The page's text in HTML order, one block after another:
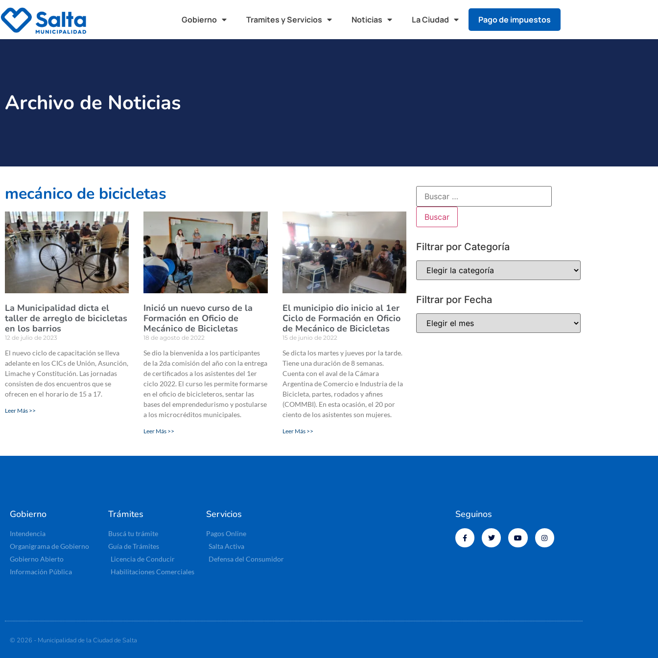
Gobierno Tramites y Servicios Noticias La Ciudad Pago de impuestos
Archivo de Noticias
mecánico de bicicletas
La Municipalidad dicta el
taller de arreglo de bicicletas
en los barrios
12 de julio de 2023
El nuevo ciclo de capacitación se lleva
adelante en los CICs de Unión, Asunción,
Limache y Constitución. Las jornadas
consisten de dos encuentros que se
ofrecen en el horario de 15 a 17.
Leer Más >>
Inició un nuevo curso de la
Formación en Oficio de
Mecánico de Bicicletas
18 de agosto de 2022
Se dio la bienvenida a los participantes
de la 2da comisión del año con la entrega
de certificados a los asistentes del 1er
ciclo 2022. El curso les permite formarse
en el oficio de bicicleteros, sentar las
bases del emprendedurismo y postularse
a los microcréditos municipales.
Leer Más >>
El municipio dio inicio al 1er
Ciclo de Formación en Oficio
de Mecánico de Bicicletas
15 de junio de 2022
Se dicta los martes y jueves por la tarde.
Tiene una duración de 8 semanas.
Cuenta con el aval de la Cámara
Argentina de Comercio e Industria de la
Bicicleta, partes, rodados y afines
(COMMBI). En esta ocasión, el 20 por
ciento de los asistentes son mujeres.
Leer Más >>
Filtrar por Categoría
Filtrar por Fecha
Gobierno
Intendencia
Organigrama de Gobierno
Gobierno Abierto
Información Pública
Trámites
Buscá tu trámite
Guía de Trámites
Licencia de Conducir
Habilitaciones Comerciales
Servicios
Pagos Online
Salta Activa
Defensa del Consumidor
Seguinos
© 2026 - Municipalidad de la Ciudad de Salta